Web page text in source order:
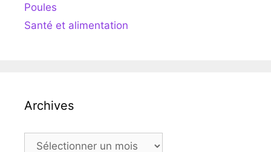
Poules
Santé et alimentation
Archives
Archives